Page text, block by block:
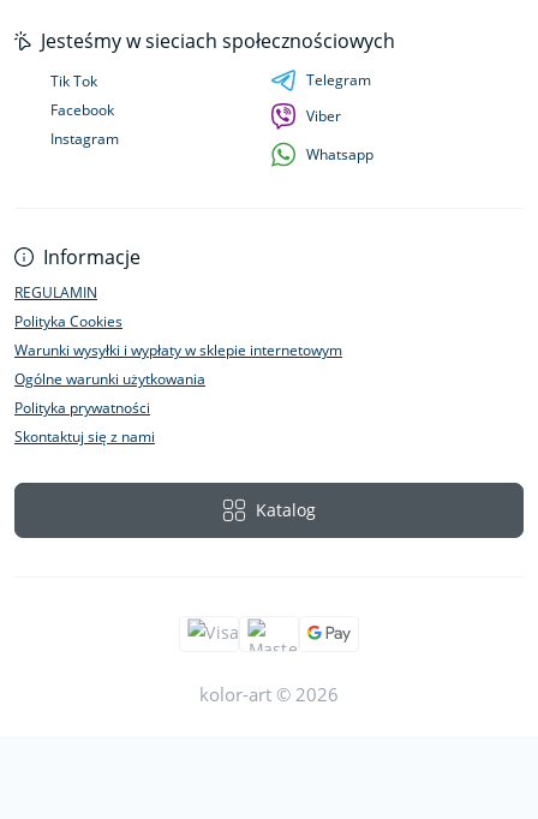
Informacje
REGULAMIN
Polityka Cookies
Warunki wysyłki i wypłaty w sklepie internetowym
Ogólne warunki użytkowania
Polityka prywatności
Skontaktuj się z nami
Katalog
Jesteśmy w sieciach społecznościowych
Tik Tok
Facebook
Instagram
Telegram
Viber
Whatsapp
kolor-art © 2026